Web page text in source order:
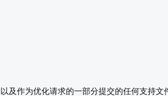
及作为优化请求的一部分提交的任何支持文